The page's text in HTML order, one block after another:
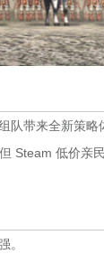
队带来全新策
Steam 低价亲
。